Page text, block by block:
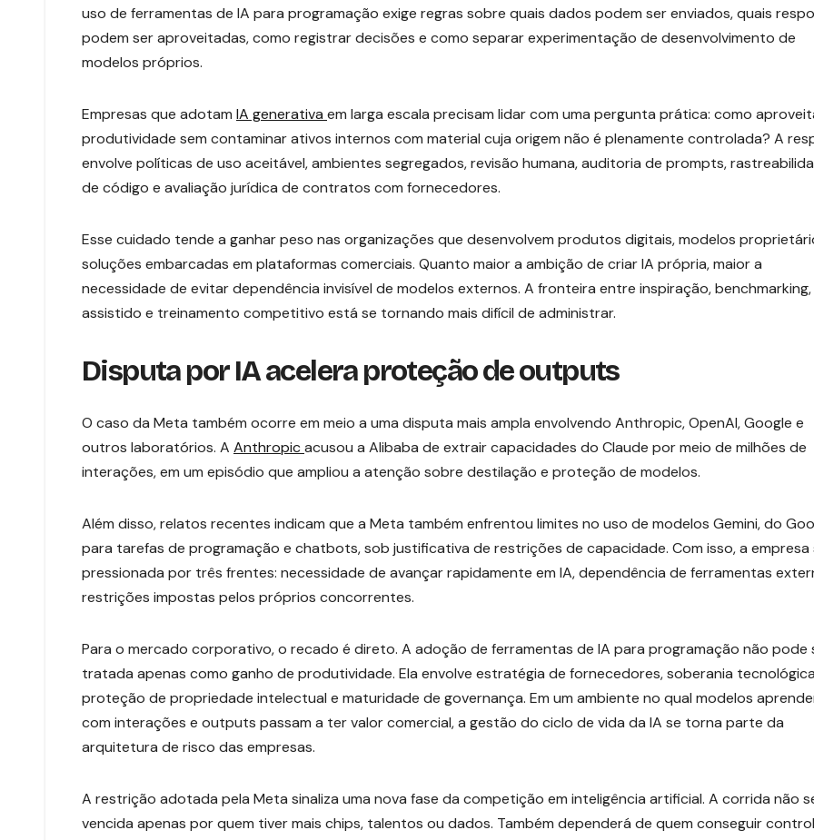
uso de ferramentas de IA para programação exige regras sobre quais dados podem ser enviados, quais
podem ser aproveitadas, como registrar decisões e como separar experimentação de desenvolvimento de
modelos próprios.
Empresas que adotam IA generativa em larga escala precisam lidar com uma pergunta prática: como
produtividade sem contaminar ativos internos com material cuja origem não é plenamente controlada? A
envolve políticas de uso aceitável, ambientes segregados, revisão humana, auditoria de prompts,
de código e avaliação jurídica de contratos com fornecedores.
Esse cuidado tende a ganhar peso nas organizações que desenvolvem produtos digitais, modelos
soluções embarcadas em plataformas comerciais. Quanto maior a ambição de criar IA própria, maior a
necessidade de evitar dependência invisível de modelos externos. A fronteira entre inspiração, benchmarking,
assistido e treinamento competitivo está se tornando mais difícil de administrar.
Disputa por IA acelera proteção de outputs
O caso da Meta também ocorre em meio a uma disputa mais ampla envolvendo Anthropic, OpenAI, Google e
outros laboratórios. A Anthropicacusou a Alibaba de extrair capacidades do Claude por meio de milhões de
interações, em um episódio que ampliou a atenção sobre destilação e proteção de modelos.
Além disso, relatos recentes indicam que a Meta também enfrentou limites no uso de modelos Gemini, do
para tarefas de programação e chatbots, sob justificativa de restrições de capacidade. Com isso, a empresa
pressionada por três frentes: necessidade de avançar rapidamente em IA, dependência de ferramentas
restrições impostas pelos próprios concorrentes.
Para o mercado corporativo, o recado é direto. A adoção de ferramentas de IA para programação não pode
tratada apenas como ganho de produtividade. Ela envolve estratégia de fornecedores, soberania
proteção de propriedade intelectual e maturidade de governança. Em um ambiente no qual modelos
com interações e outputs passam a ter valor comercial, a gestão do ciclo de vida da IA se torna parte da
arquitetura de risco das empresas.
A restrição adotada pela Meta sinaliza uma nova fase da competição em inteligência artificial. A corrida não
vencida apenas por quem tiver mais chips, talentos ou dados. Também dependerá de quem conseguir